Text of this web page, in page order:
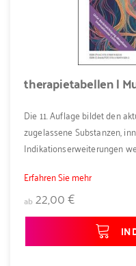
therapietabellen |
Die 11. Auflage bildet den
zugelassene Substanzen,
Indikationserweiterungen
Erfahren Sie mehr
ab22,00 €
IN